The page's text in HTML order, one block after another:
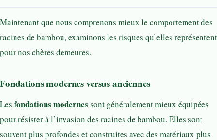
Maintenant que nous comprenons mieux le comportement des
racines de bambou, examinons les risques qu’elles représentent
pour nos chères demeures.
Fondations modernes versus anciennes
Les fondations modernes sont généralement mieux équipées
pour résister à l’invasion des racines de bambou. Elles sont
souvent plus profondes et construites avec des matériaux plus